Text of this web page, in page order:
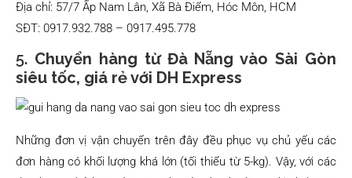
Địa chỉ: 57/7 Ấp Nam Lân, Xã Bà Điểm, Hóc Môn, HCM
SĐT: 0917.932.788 – 0917.495.778
5. Chuyển hàng từ Đà Nẵng vào Sài Gòn
siêu tốc, giá rẻ với DH Express
Những đơn vị vận chuyển trên đây đều phục vụ chủ yếu các
đơn hàng có khối lượng khá lớn (tối thiểu từ 5-kg). Vậy, với các